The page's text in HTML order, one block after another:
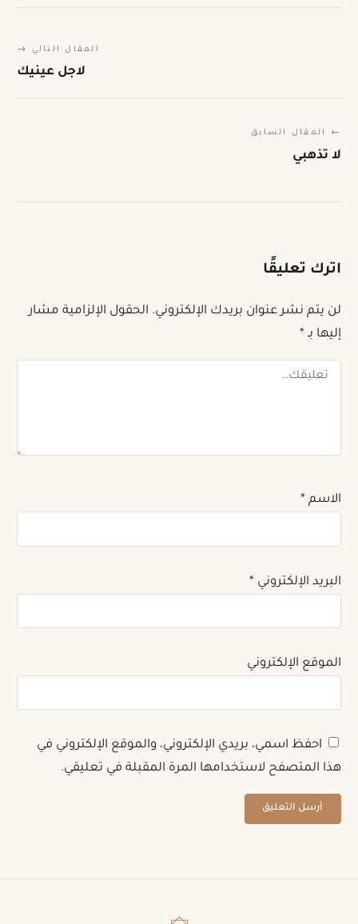
المقال التالي →
لاجل عينيك
← المقال السابق
لا تذهبي
اترك تعليقًا
لن يتم نشر عنوان بريدك الإلكتروني. الحقول الإلزامية مشار
إليها بـ*
تعليقك
الاسم*
البريد الإلكتروني*
الموقع الإلكتروني
احفظ اسمي، بريدي الإلكتروني، والموقع الإلكتروني في
هذا المتصفح لاستخدامها المرة المقبلة في تعليقي.